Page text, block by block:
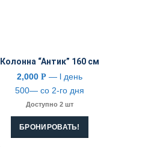
Колонна “Антик” 160 см
2,000 Р — l день
500— со 2-го дня
Доступно 2 шт
БРОНИРОВАТЬ!